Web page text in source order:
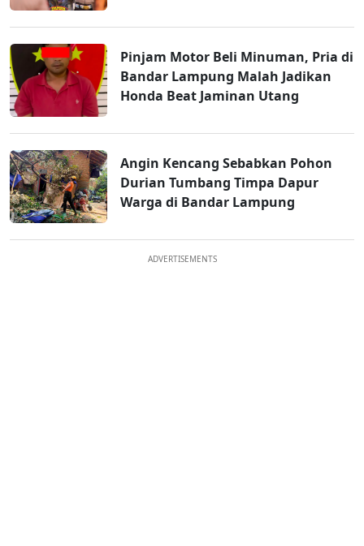
Pinjam Motor Beli Minuman, Pria di
Bandar Lampung Malah Jadikan
Honda Beat Jaminan Utang
Angin Kencang Sebabkan Pohon
Durian Tumbang Timpa Dapur
Warga di Bandar Lampung
ADVERTISEMENTS